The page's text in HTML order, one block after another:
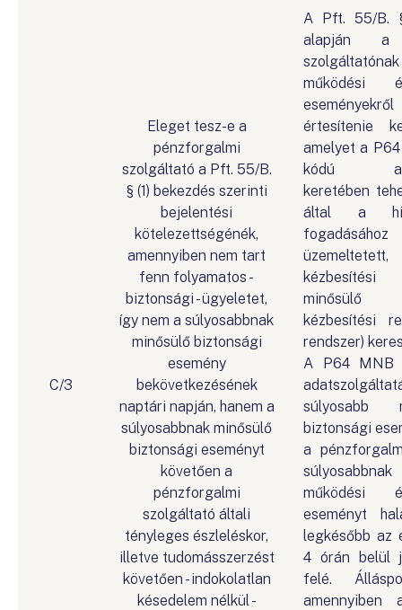
C/3
Eleget tesz-e a
pénzforgalmi
szolgáltató a Pft. 55/B.
§ (1) bekezdés szerinti
bejelentési
kötelezettségénék,
amennyiben nem tart
fenn folyamatos -
biztonsági - ügyeletet,
így nem a súlyosabbnak
minősülő biztonsági
esemény
bekövetkezésének
naptári napján, hanem a
súlyosabbnak minősülő
biztonsági eseményt
követően a
pénzforgalmi
szolgáltató általi
tényleges észleléskor,
illetve tudomásszerzést
követően - indokolatlan
késedelem nélkül -
A Pft. 55/B.
alapján a
működési
értesítenie
amelyet a
kódú
keretében
által a
kézbesítési
minősülő
kézbesítési
rendszer)
A P64 MNB
súlyosabb
biztonsági
a
működési
eseményt
legkésőbb az
4 órán belül
felé.
amennyiben